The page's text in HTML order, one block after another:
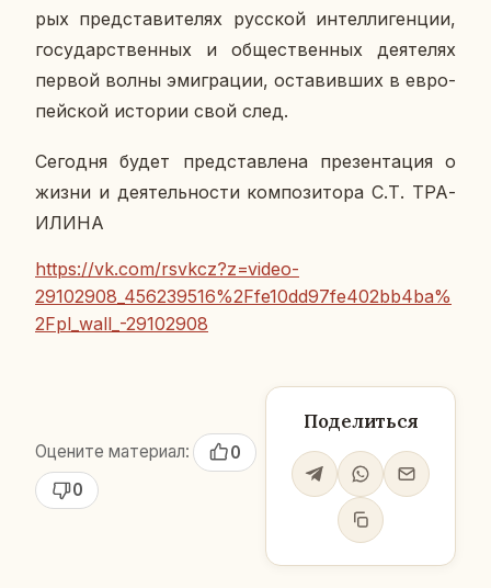
рых пред­ста­ви­те­лях рус­ской ин­тел­ли­ген­ции,
го­су­дар­ствен­ных и об­ще­ствен­ных де­я­те­лях
первой волны эми­гра­ции, оста­вив­ших в ев­ро­
пей­ской ис­то­рии свой след.
Се­го­дня будет пред­став­ле­на пре­зен­та­ция о
жизни и де­я­тель­но­сти ком­по­зи­то­ра С.Т. ТРА­
И­ЛИ­НА
https://vk.com/rsvkcz?z=video-
29102908_456239516%2Ffe10dd97fe402bb4ba%
2Fpl_wall_-29102908
Оцените материал:
0
0
Поделиться